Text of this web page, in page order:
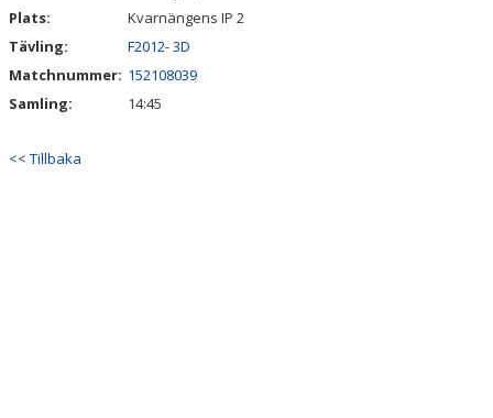
MATCHER
CUPER
WEBBSHOP
Plats:
Kvarnängens IP 2
Tävling:
F2012- 3D
Matchnummer: 152108039
Samling:
14:45
<< Tillbaka